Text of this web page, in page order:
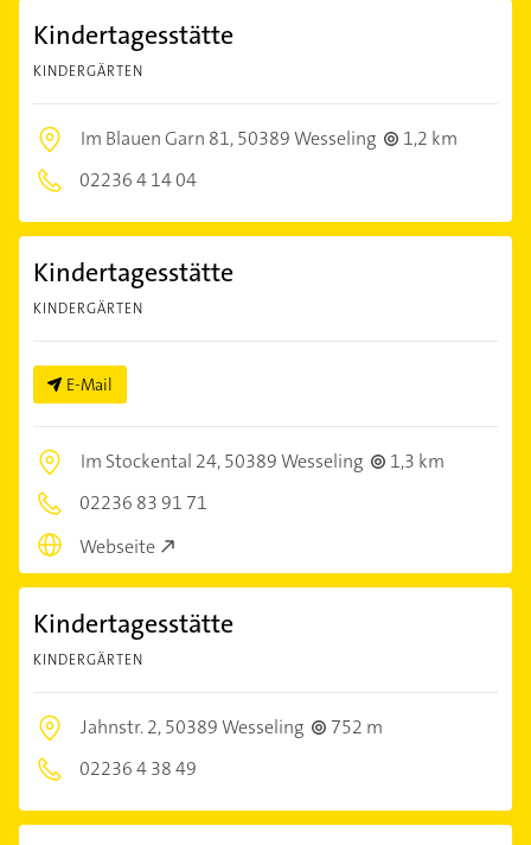
Kindertagesstätte
KINDERGÄRTEN
Im Blauen Garn 81,50389 Wesseling
1,2 km
02236 4 14 04
Kindertagesstätte
KINDERGÄRTEN
E-Mail
Im Stockental 24,50389 Wesseling
1,3 km
02236 83 91 71
Webseite
Kindertagesstätte
KINDERGÄRTEN
Jahnstr. 2,50389 Wesseling
752 m
02236 4 38 49